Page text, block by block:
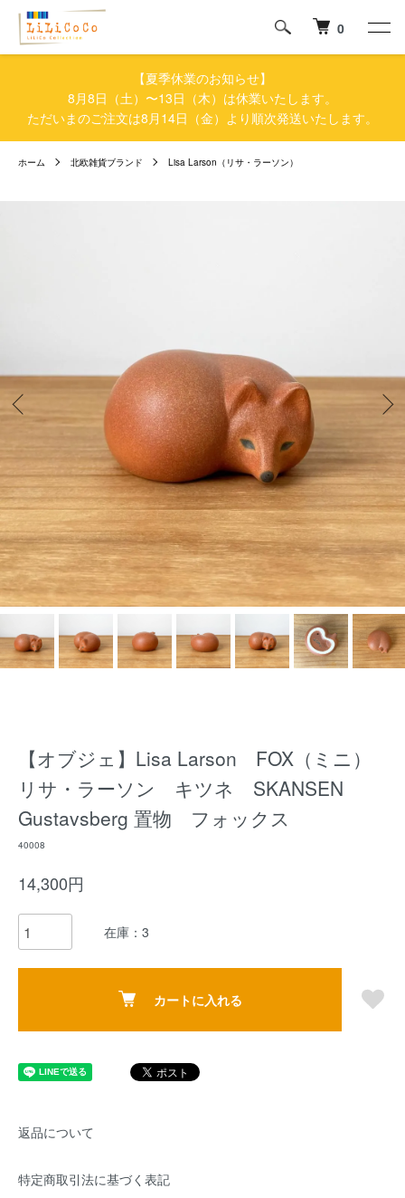
0
【夏季休業のお知らせ】
8月8日（土）〜13日（木）は休業いたします。
ただいまのご注文は8月14日（金）より順次発送いたします。
ホーム 北欧雑貨ブランド Lisa Larson（リサ・ラーソン）
【オブジェ】Lisa Larson FOX（ミニ）
リサ・ラーソン キツネ SKANSEN
Gustavsberg 置物 フォックス
40008
14,300円
在庫：3
カートに入れる
返品について
特定商取引法に基づく表記